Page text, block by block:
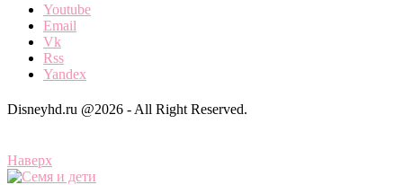
Youtube
Email
Vk
Rss
Yandex
Disneyhd.ru @2026 - All Right Reserved.
Наверх